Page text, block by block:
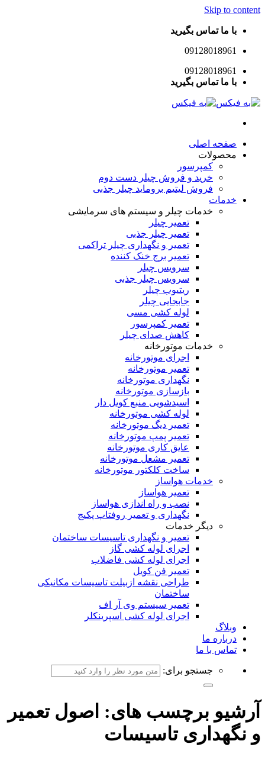
Skip to content
با ما تماس بگیرید
09128018961
09128018961
با ما تماس بگیرید
صفحه اصلی
محصولات
کمپرسور
خرید و فروش چیلر دست دوم
فروش لیتیم بروماید چیلر جذبی
خدمات
خدمات چیلر و سیستم های سرمایشی
تعمیر چیلر
تعمیر چیلر جذبی
تعمیر و نگهداری چیلر تراکمی
تعمیر برج خنک کننده
سرویس چیلر
سرویس چیلر جذبی
ریتیوب چیلر
جابجایی چیلر
لوله کشی مسی
تعمیر کمپرسور
کاهش صدای چیلر
خدمات موتورخانه
اجرای موتورخانه
تعمیر موتورخانه
نگهداری موتورخانه
بازسازی موتورخانه
اسیدشویی منبع کویل دار
لوله کشی موتورخانه
تعمیر دیگ موتورخانه
تعمیر پمپ موتورخانه
عایق کاری موتورخانه
تعمیر مشعل موتورخانه
ساخت کلکتور موتورخانه
خدمات هواساز
تعمیر هواساز
نصب و راه اندازی هواساز
نگهداری و تعمیر روفتاپ پکیج
دیگر خدمات
تعمیر و نگهداری تاسیسات ساختمان
اجرای لوله کشی گاز
اجرای لوله کشی فاضلاب
تعمیر فن کویل
طراحی نقشه ازبیلت تاسیسات مکانیکی
ساختمان
تعمیر سیستم وی آر اف
اجرای لوله کشی اسپرینکلر
وبلاگ
درباره ما
تماس با ما
جستجو برای:
آرشیو برچسب های: اصول تعمیر
و نگهداری تاسیسات